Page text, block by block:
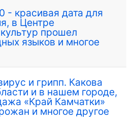
- красивая дата для
в Центре
прошел
языков и многое
и грипп. Какова
и в нашем городе,
«Край Камчатки»
и многое другое